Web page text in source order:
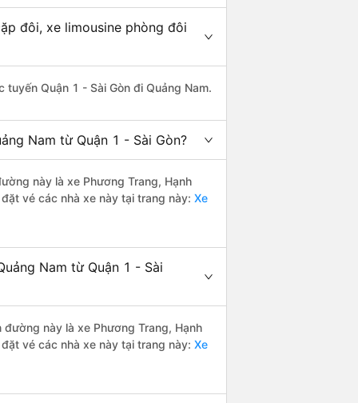
đôi, xe limousine phòng đôi
Quận 1 - Sài Gòn đi Quảng Nam.
Nam từ Quận 1 - Sài Gòn?
này là xe Phương Trang, Hạnh
vé các nhà xe này tại trang này: Xe
Nam từ Quận 1 - Sài
này là xe Phương Trang, Hạnh
vé các nhà xe này tại trang này: Xe